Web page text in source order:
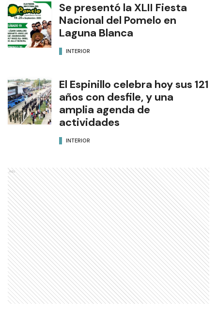
Se presentó la XLII Fiesta
Nacional del Pomelo en
Laguna Blanca
INTERIOR
El Espinillo celebra hoy sus 121
años con desfile, y una
amplia agenda de
actividades
INTERIOR
Ads